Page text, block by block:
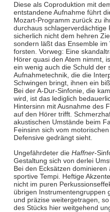
Diese als Coproduktion mit
entstandene Aufnahme führt
Mozart-Programm zurück zu
durchaus schlagerverdächtige
sicherlich nicht dem hehren
sondern läßt das Ensemble im
forsten. Vorweg: Eine
Hörer quasi den Atem nimmt,
ein wenig auch die Schuld der
Aufnahmetechnik, die die
Schwingen bringt, ihnen ein
Bei der A-Dur-Sinfonie, die
wird, ist das lediglich
Hintersinn mit Ausnahme des
auf den Hörer trifft.
akustischen Umstände beim
Feinsinn sich vom
Defensive gedrängt sieht.
Ungefährdeter die Haffner-
Gestaltung sich von derlei
Bei den Ecksätzen
sportive Tempi. Heftige
nicht im puren
übrigen Instrumentengruppen
und präzise weitergetragen,
des Stücks hier weitgehend